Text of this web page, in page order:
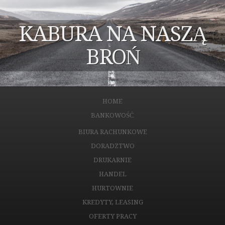
KABURA NA NASZĄ
BROŃ
HOME
BANKOWOŚĆ
BIURA RACHUNKOWE
DORADZTWO
DRUKARNIE
HANDEL
HURTOWNIE
KREDYTY, LEASING
OFERTY PRACY